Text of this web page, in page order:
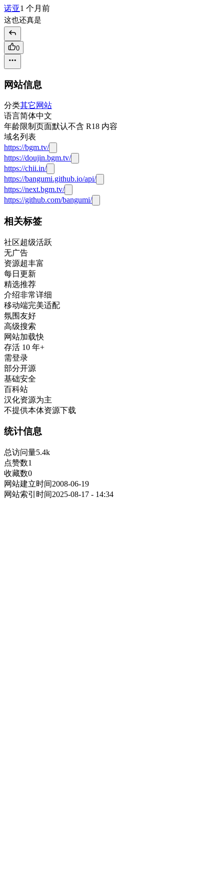
诺亚1 个月前
这也还真是
0
网站信息
分类其它网站
语言简体中文
年龄限制 页面默认不含 R18 内容
域名列表
https://bgm.tv/
https://doujin.bgm.tv/
https://chii.in/
https://bangumi.github.io/api/
https://next.bgm.tv/
https://github.com/bangumi/
相关标签
社区超级活跃
无广告
资源超丰富
每日更新
精选推荐
介绍非常详细
移动端完美适配
氛围友好
高级搜索
网站加载快
存活 10 年+
需登录
部分开源
基础安全
百科站
汉化资源为主
不提供本体资源下载
统计信息
总访问量5.4k
点赞数1
收藏数0
网站建立时间2008-06-19
网站索引时间2025-08-17 - 14:34